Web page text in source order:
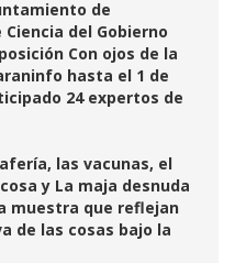
de
del Gobierno
Con ojos de la
hasta el 1 de
24 expertos de
las vacunas, el
y La maja desnuda
muestra que reflejan
de las cosas bajo la